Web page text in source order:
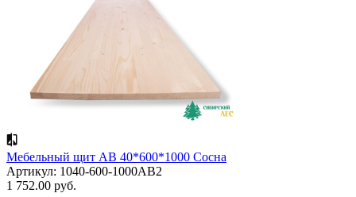
Мебельный щит АВ 40*600*1000 Сосна
Артикул: 1040-600-1000АВ2
1 752.00 руб.